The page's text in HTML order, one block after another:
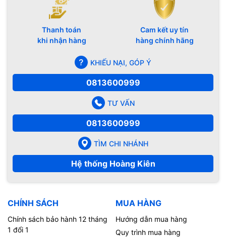
Thanh toán
khi nhận hàng
Cam kết uy tín
hàng chính hãng
KHIẾU NẠI, GÓP Ý
0813600999
TƯ VẤN
0813600999
TÌM CHI NHÁNH
Hệ thống Hoàng Kiên
CHÍNH SÁCH
Chính sách bảo hành 12 tháng
1 đổi 1
MUA HÀNG
Hướng dẫn mua hàng
Quy trình mua hàng